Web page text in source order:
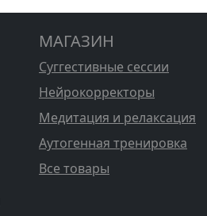
МАГАЗИН
Суггестивные сессии
Нейрокорректоры
Медитация и релаксация
Аутогенная тренировка
Все товары